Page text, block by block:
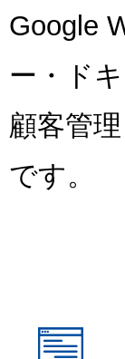
Google
ー・ド
顧客管
です。